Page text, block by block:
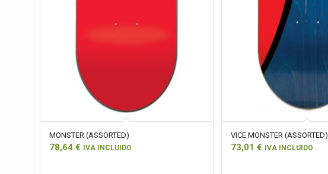
MONSTER (ASSORTED)
78,64 € IVA INCLUIDO
VICE MONSTER (ASSORTED)
73,01 € IVA INCLUIDO